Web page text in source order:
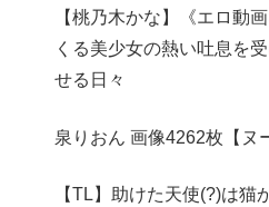
【桃乃木かな】《エロ動
くる美少女の熱い吐息を
せる日々
泉りおん 画像4262枚【ヌ
【TL】助けた天使(?)は猫